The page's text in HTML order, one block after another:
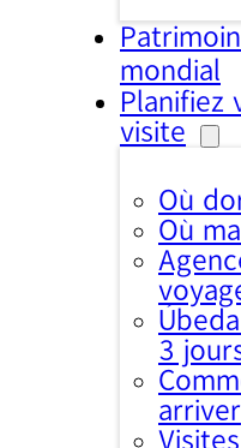
mondial
Planifiez
visite
Où
Où
3
arriver
Visites